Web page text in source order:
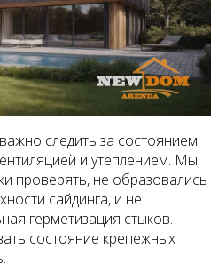
следить за состоянием
и утеплением. Мы
проверять, не образовались
сайдинга, и не
герметизация стыков.
состояние крепежных